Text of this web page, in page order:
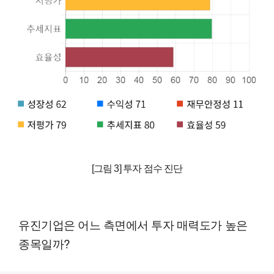
[그림 3] 투자 점수 진단
유진기업은 어느 측면에서 투자 매력도가 높은
종목일까?